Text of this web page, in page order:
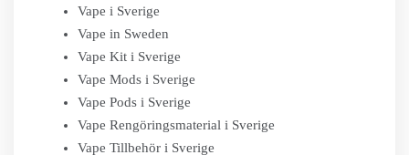
Vape i Sverige
Vape in Sweden
Vape Kit i Sverige
Vape Mods i Sverige
Vape Pods i Sverige
Vape Rengöringsmaterial i Sverige
Vape Tillbehör i Sverige